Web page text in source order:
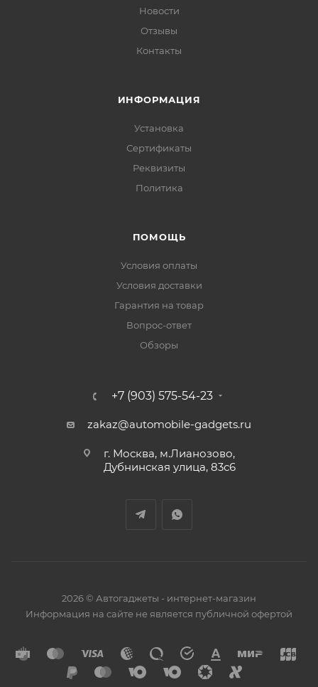
Новости
Отзывы
Контакты
ИНФОРМАЦИЯ
Установка
Сертификаты
Реквизиты
Политика
ПОМОЩЬ
Условия оплаты
Условия доставки
Гарантия на товар
Вопрос-ответ
Обзоры
+7 (903) 575-54-23
zakaz@automobile-gadgets.ru
г. Москва, м.Лианозово,
Дубнинская улица, 83с6
2026 © Автогаджеты - интернет-магазин
Информация на сайте не является публичной офертой